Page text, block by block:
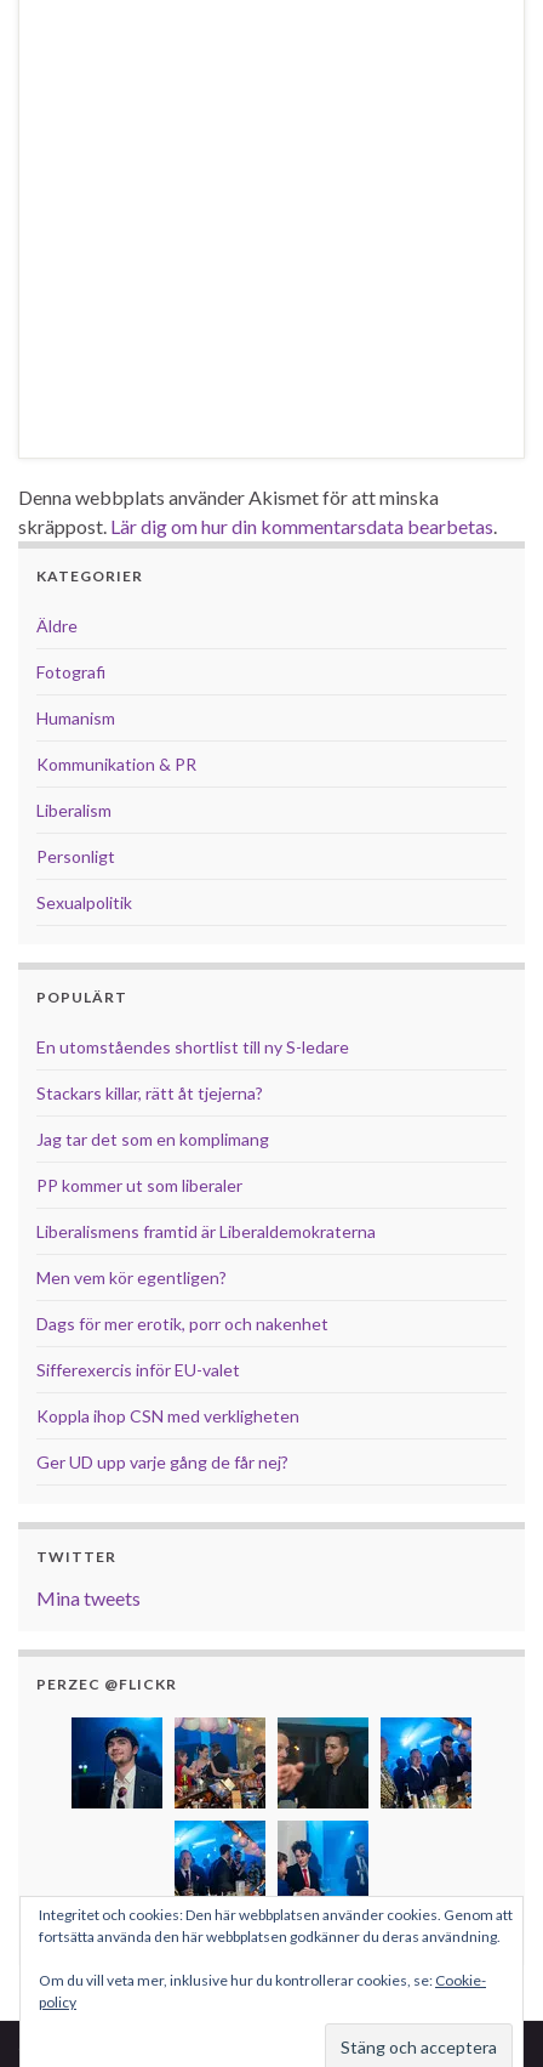
Denna webbplats använder Akismet för att minska
skräppost. Lär dig om hur din kommentarsdata bearbetas
KATEGORIER
Äldre
Fotografi
Humanism
Kommunikation & PR
Liberalism
Personligt
Sexualpolitik
POPULÄRT
En utomståendes shortlist till ny S-ledare
Stackars killar, rätt åt tjejerna?
Jag tar det som en komplimang
PP kommer ut som liberaler
Liberalismens framtid är Liberaldemokraterna
Men vem kör egentligen?
Dags för mer erotik, porr och nakenhet
Sifferexercis inför EU-valet
Koppla ihop CSN med verkligheten
Ger UD upp varje gång de får nej?
TWITTER
Mina tweets
PERZEC @FLICKR
Fler bilder
Integritet och cookies: Den här webbplatsen använder cookies. Genom att
fortsätta använda den här webbplatsen godkänner du deras användning.
Om du vill veta mer, inklusive hur du kontrollerar cookies, se: Cookie-
policy